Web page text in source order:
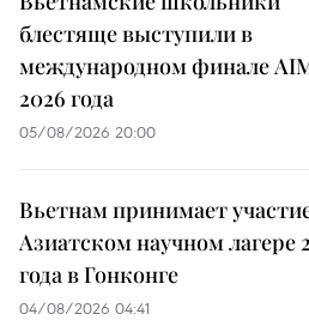
блестяще выступили в
международном финале
2026 года
05/08/2026 20:00
Вьетнам принимает
Азиатском научном лагере
года в Гонконге
04/08/2026 04:41